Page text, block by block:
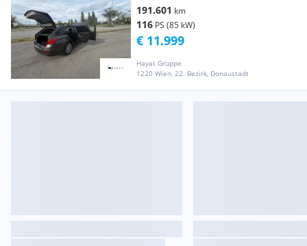
191.601 km
116 PS (85 kW)
Hayat Gruppe
1220 Wien, 22. Bezirk, Donaustadt
€ 11.999